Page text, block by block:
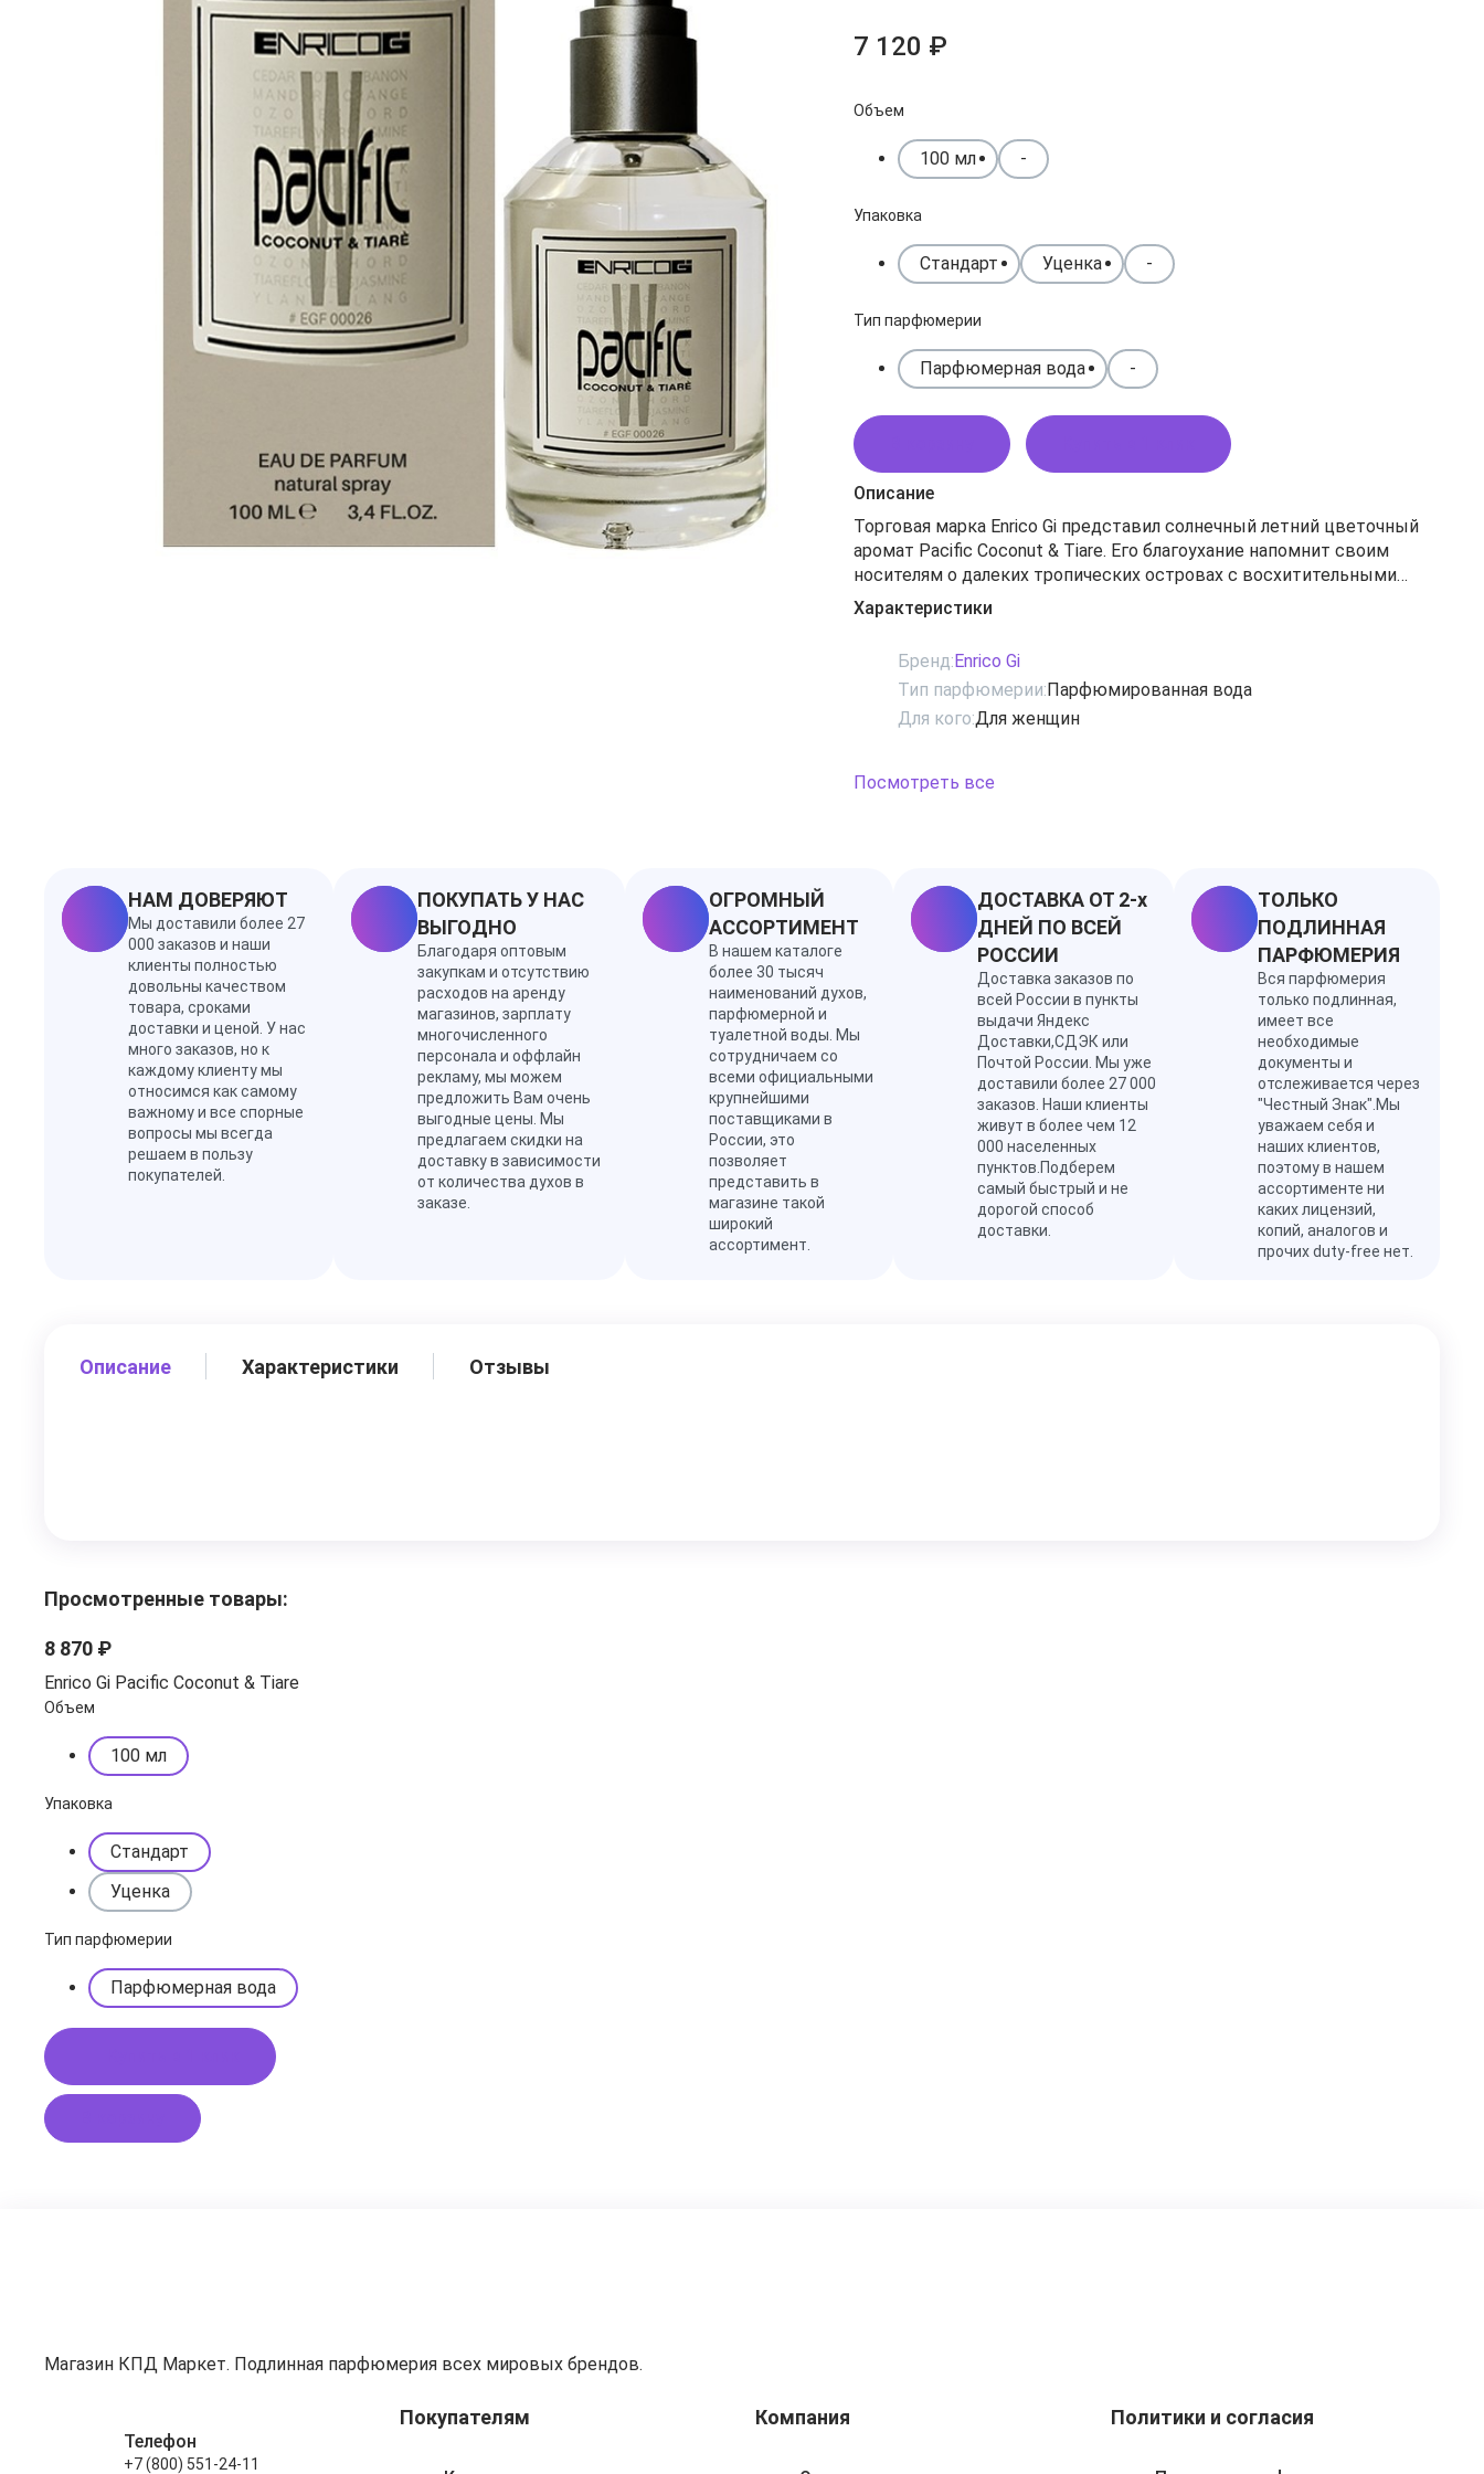
7 120 ₽
Объем
100 мл -
Упаковка
Стандарт Уценка -
Тип парфюмерии
Парфюмерная вода -
Описание
Торговая марка Enrico Gi представил солнечный летний цветочный
аромат Pacific Coconut & Tiare. Его благоухание напомнит своим
носителям о далеких тропических островах с восхитительными
безлюдными пляжами и, конечно же, о беззаботной увлекательной
атмосфере летнего отдыха, ежеминутно сопровождающей своих
составлен из нежного жасмина, тиаре и иланг-иланга, разбавленных
яркостью цитрусов в элегантном кокосово-ванильном обрамлении.
Благоухание парфюма настолько же спокойное и размеренное, как и
кокосовое молоко, ваниль, мох
Характеристики
Бренд:Enrico Gi
Тип парфюмерии:Парфюмированная вода
Для кого:Для женщин
Посмотреть все
НАМ ДОВЕРЯЮТ
Мы доставили более 27
000 заказов и наши
клиенты полностью
довольны качеством
товара, сроками
доставки и ценой. У нас
много заказов, но к
каждому клиенту мы
относимся как самому
важному и все спорные
вопросы мы всегда
решаем в пользу
покупателей.
ПОКУПАТЬ У НАС
ВЫГОДНО
Благодаря оптовым
закупкам и отсутствию
расходов на аренду
магазинов, зарплату
многочисленного
персонала и оффлайн
рекламу, мы можем
предложить Вам очень
выгодные цены. Мы
предлагаем скидки на
доставку в зависимости
от количества духов в
заказе.
ОГРОМНЫЙ
АССОРТИМЕНТ
В нашем каталоге
более 30 тысяч
наименований духов,
парфюмерной и
туалетной воды. Мы
сотрудничаем со
всеми официальными
крупнейшими
поставщиками в
России, это
позволяет
представить в
магазине такой
широкий
ассортимент.
ДОСТАВКА ОТ 2-х
ДНЕЙ ПО ВСЕЙ
РОССИИ
Доставка заказов по
всей России в пункты
выдачи Яндекс
Доставки,СДЭК или
Почтой России. Мы уже
доставили более 27 000
заказов. Наши клиенты
живут в более чем 12
000 населенных
пунктов.Подберем
самый быстрый и не
дорогой способ
доставки.
ТОЛЬКО
ПОДЛИННАЯ
ПАРФЮМЕРИЯ
Вся парфюмерия
только подлинная,
имеет все
необходимые
документы и
отслеживается через
"Честный Знак".Мы
уважаем себя и
наших клиентов,
поэтому в нашем
ассортименте ни
каких лицензий,
копий, аналогов и
прочих duty-free нет.
Описание Характеристики Отзывы
Просмотренные товары:
8 870 ₽
Enrico Gi Pacific Coconut & Tiare
Объем
100 мл
Упаковка
Стандарт
Уценка
Тип парфюмерии
Парфюмерная вода
Магазин КПД Маркет. Подлинная парфюмерия всех мировых брендов.
Покупателям Компания Политики и согласия
Телефон
+7 (800) 551-24-11